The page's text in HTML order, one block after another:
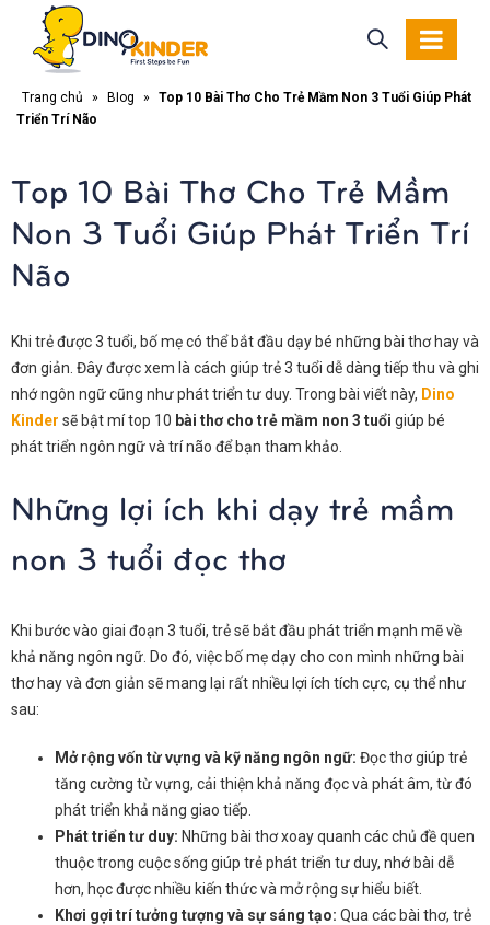
Trang chủ » Blog »
Top 10 Bài Thơ Cho Trẻ Mầm Non 3 Tuổi Giúp Phát
Triển Trí Não
Top 10 Bài Thơ Cho Trẻ Mầm
Non 3 Tuổi Giúp Phát Triển Trí
Não
Khi trẻ được 3 tuổi, bố mẹ có thể bắt đầu dạy bé những bài thơ hay và
đơn giản. Đây được xem là cách giúp trẻ 3 tuổi dễ dàng tiếp thu và ghi
nhớ ngôn ngữ cũng như phát triển tư duy. Trong bài viết này, Dino
Kinder sẽ bật mí top 10 bài thơ cho trẻ mầm non 3 tuổi giúp bé
phát triển ngôn ngữ và trí não để bạn tham khảo.
Những lợi ích khi dạy trẻ mầm
non 3 tuổi đọc thơ
Khi bước vào giai đoạn 3 tuổi, trẻ sẽ bắt đầu phát triển mạnh mẽ về
khả năng ngôn ngữ. Do đó, việc bố mẹ dạy cho con mình những bài
thơ hay và đơn giản sẽ mang lại rất nhiều lợi ích tích cực, cụ thể như
sau:
Mở rộng vốn từ vựng và kỹ năng ngôn ngữ: Đọc thơ giúp trẻ
tăng cường từ vựng, cải thiện khả năng đọc và phát âm, từ đó
phát triển khả năng giao tiếp.
Phát triển tư duy: Những bài thơ xoay quanh các chủ đề quen
thuộc trong cuộc sống giúp trẻ phát triển tư duy, nhớ bài dễ
hơn, học được nhiều kiến thức và mở rộng sự hiểu biết.
Khơi gợi trí tưởng tượng và sự sáng tạo: Qua các bài thơ, trẻ